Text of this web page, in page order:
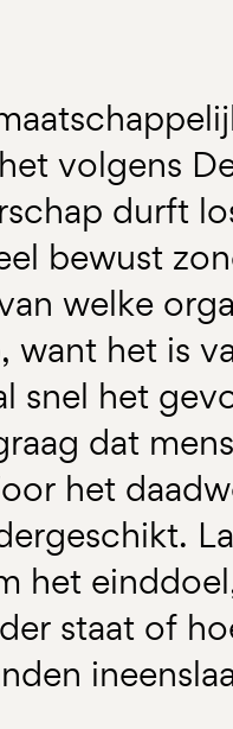
volgens
durft
bewust
welke
want het is
snel het
dat
het
het
staat of